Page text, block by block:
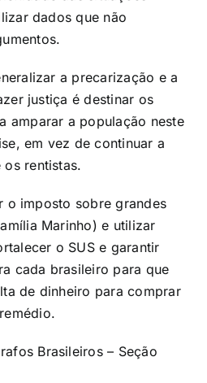
dados que não
a precarização e a
justiça é destinar os
amparar a população neste
em vez de continuar a
os rentistas.
o imposto sobre grandes
Marinho) e utilizar
o SUS e garantir
cada brasileiro para que
de dinheiro para comprar
Brasileiros – Seção